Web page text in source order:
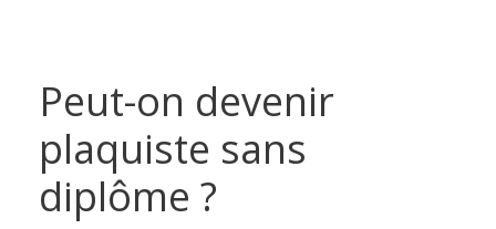
Peut-on devenir
plaquiste sans
diplôme ?